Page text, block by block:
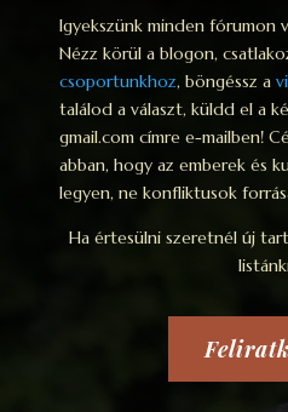
Igyekszünk minden fórumon
Nézz körül a blogon,
csoportunkhoz, böngéssz a
találod a választ, küldd el a
gmail.com címre e-mailben!
abban, hogy az emberek és
legyen, ne konfliktusok
Ha értesülni szeretnél új